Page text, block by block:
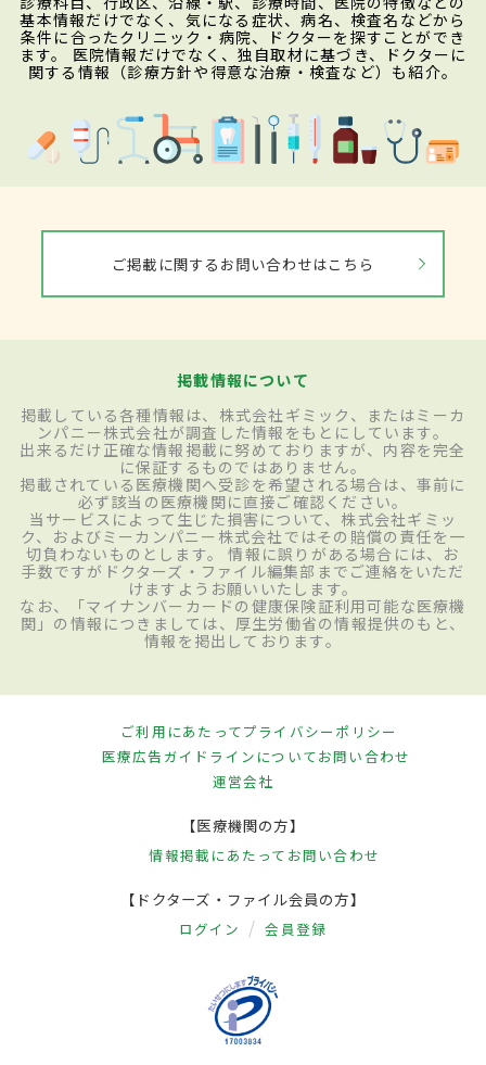
基本情報だけでなく、気になる症状、病名、検査名などから
条件に合ったクリニック・病院、ドクターを探すことができ
ます。 医院情報だけでなく、独自取材に基づき、ドクターに
関する情報（診療方針や得意な治療・検査など）も紹介。
ご掲載に関するお問い合わせはこちら
掲載情報について
掲載している各種情報は、株式会社ギミック、またはミーカ
ンパニー株式会社が調査した情報をもとにしています。
出来るだけ正確な情報掲載に努めておりますが、内容を完全
に保証するものではありません。
掲載されている医療機関へ受診を希望される場合は、事前に
必ず該当の医療機関に直接ご確認ください。
当サービスによって生じた損害について、株式会社ギミッ
ク、およびミーカンパニー株式会社ではその賠償の責任を一
切負わないものとします。 情報に誤りがある場合には、お
手数ですがドクターズ・ファイル編集部までご連絡をいただ
けますようお願いいたします。
なお、「マイナンバーカードの健康保険証利用可能な医療機
関」の情報につきましては、厚生労働省の情報提供のもと、
情報を掲出しております。
ご利用にあたってプライバシーポリシー
医療広告ガイドラインについてお問い合わせ
運営会社
【医療機関の方】
情報掲載にあたって お問い合わせ
【ドクターズ・ファイル会員の方】
ログイン 会員登録